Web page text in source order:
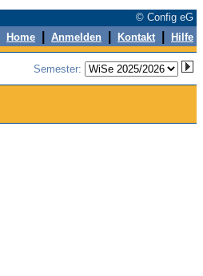
© Config eG
Home Anmelden Kontakt Hilfe
Semester: